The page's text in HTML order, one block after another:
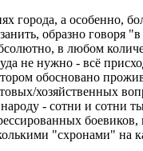
города, а особенно,
образно говоря "в
в любом
не нужно - всё
обосновано
хозяйственных
- сотни и сотни
боевиков,
"схронами" на